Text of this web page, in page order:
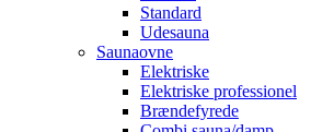
Standard
Udesauna
Saunaovne
Elektriske
Elektriske professionel
Brændefyrede